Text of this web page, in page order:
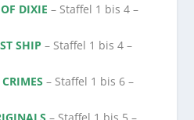
DIXIE – Staffel 1 bis 4 –
SHIP – Staffel 1 bis 4 –
– Staffel 1 bis 6 –